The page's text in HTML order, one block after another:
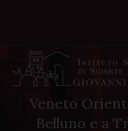
Veneto
Belluno e a